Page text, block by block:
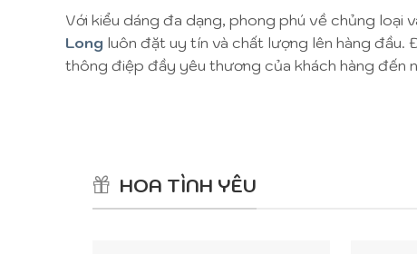
Với kiểu dáng đa dạng, phong phú về chủng loại
Long luôn đặt uy tín và chất lượng lên hàng đầu.
thông điệp đầy yêu thương của khách hàng đến
HOA TÌNH YÊU